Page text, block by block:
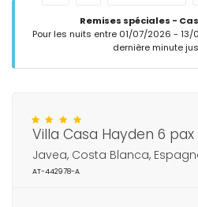
Remises spéciales -
Pour les nuits entre 01/07/2026 -
dernière minute
Villa Casa Hayden 6 pax
Javea, Costa Blanca,
AT-442978-A